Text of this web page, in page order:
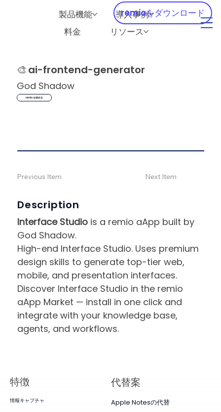
製品機能
導入事例
料金
リソース
remioをダウンロード
🎨 ai-frontend-generator
God Shadow
remio を始める
Description
Interface Studio is a remio aApp built by
God Shadow.
High-end Interface Studio. Uses premium
design skills to generate top-tier web,
mobile, and presentation interfaces.
Discover Interface Studio in the remio
aApp Market — install in one click and
integrate with your knowledge base,
agents, and workflows.
Previous Item Next Item
特徴
情報キャプチャ
代替案
Apple Notesの代替